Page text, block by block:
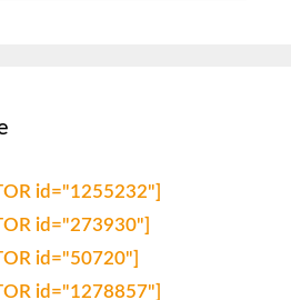
id="1255232"]
id="273930"]
id="50720"]
id="1278857"]